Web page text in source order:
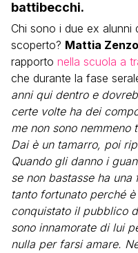
battibecchi.
Chi sono i due ex alunni
scoperto? Mattia
rapporto nella scuola a
che durante la fase
anni qui dentro e
certe volte ha dei
me non sono
Dai è un tamarro, poi
Quando gli danno i
se non bastasse ha
tanto fortunato perché
conquistato il pubblico
sono innamorate di lui
nulla per farsi amare.